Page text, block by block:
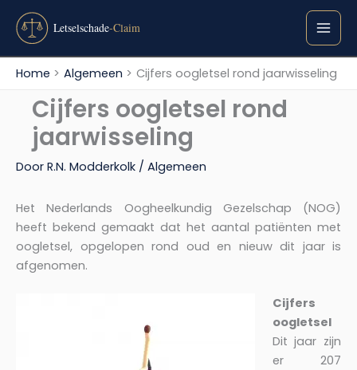
naar
inhoudHome Algemeen Cijfers oogletsel rond jaarwisseling
Cijfers oogletsel rond
jaarwisseling
Door R.N. Modderkolk / Algemeen
Het Nederlands Oogheelkundig Gezelschap (NOG)
heeft bekend gemaakt dat het aantal patiënten met
oogletsel, opgelopen rond oud en nieuw dit jaar is
afgenomen.
Cijfers
oogletsel
Dit jaar zijn
er 207